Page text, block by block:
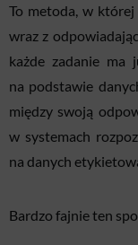
To metoda, w której
wraz z
każde zadanie ma
na podstawie
między swoją
w systemach
na danych
Bardzo fajnie ten